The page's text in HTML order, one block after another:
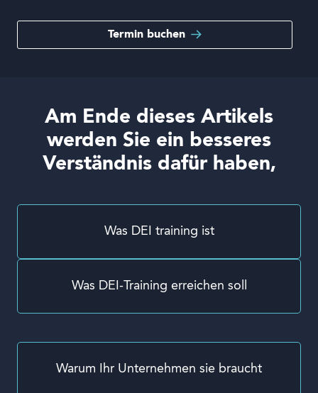
Termin buchen
Am Ende dieses Artikels
werden Sie ein besseres
Verständnis dafür haben,
Was DEI training ist
Was DEI-Training erreichen soll
Warum Ihr Unternehmen sie braucht